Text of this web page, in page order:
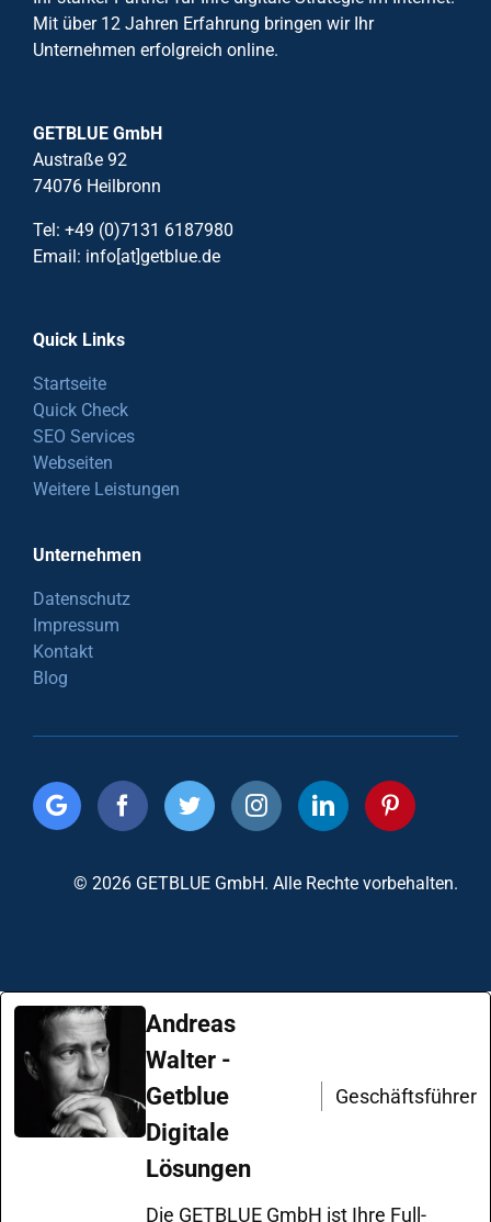
Mit über 12 Jahren Erfahrung bringen wir Ihr
Unternehmen erfolgreich online.
GETBLUE GmbH
Austraße 92
74076 Heilbronn
Tel: +49 (0)7131 6187980
Email: info[at]getblue.de
Quick Links
Startseite
Quick Check
SEO Services
Webseiten
Weitere Leistungen
Unternehmen
Datenschutz
Impressum
Kontakt
Blog
© 2026 GETBLUE GmbH. Alle Rechte vorbehalten.
Andreas
Walter -
Getblue
Digitale
Lösungen
Geschäftsführer
Die GETBLUE GmbH ist Ihre Full-